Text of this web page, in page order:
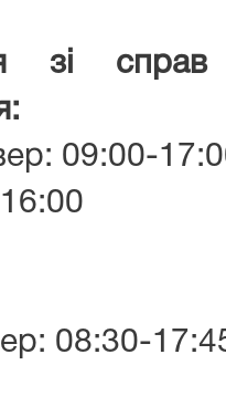
зі справ
09:00-
08:30-